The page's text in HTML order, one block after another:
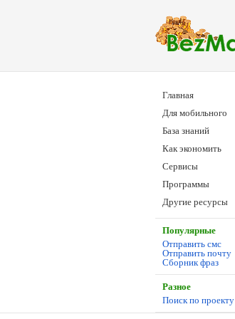
Главная
Для мобильного
База знаний
Как экономить
Сервисы
Программы
Другие ресурсы
Популярные
Отправить смс
Отправить почту
Сборник фраз
Разное
Поиск по проекту